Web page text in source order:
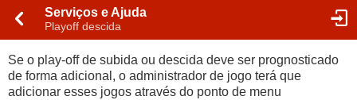
Serviços e Ajuda
Playoff descida
Se o play-off de subida ou descida deve ser prognosticado
de forma adicional, o administrador de jogo terá que
adicionar esses jogos através do ponto de menu